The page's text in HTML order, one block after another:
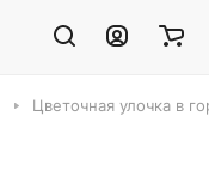
Цветочная улочка в